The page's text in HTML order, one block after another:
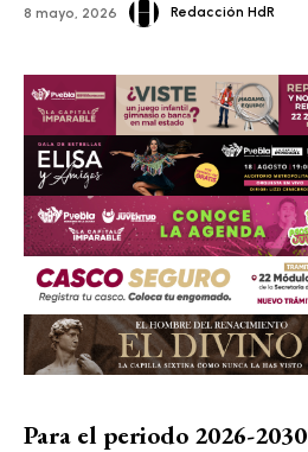
8 mayo, 2026 Redacción HdR
Para el periodo 2026-2030